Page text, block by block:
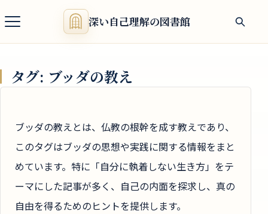
深い自己理解の図書館
タグ: ブッダの教え
ブッダの教えとは、仏教の根幹を成す教えであり、
このタグはブッダの思想や実践に関する情報をまと
めています。特に「自分に執着しない生き方」をテ
ーマにした記事が多く、自己の内面を探求し、真の
自由を得るためのヒントを提供します。